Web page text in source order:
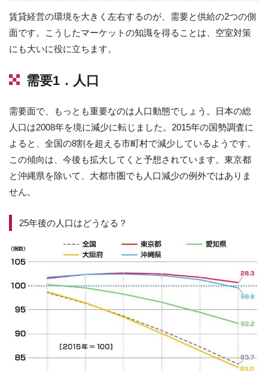
賃貸経営の環境を大きく左右するのが、需要と供給の2つの側
面です。こうしたマーケットの知識を得ることは、空室対策
にも大いに役に立ちます。
需要1．人口
需要面で、もっとも重要なのは人口動態でしょう。日本の総
人口は2008年を境に減少に転じました。2015年の国勢調査に
よると、全国の8割を超える市町村で減少しているようです。
この傾向は、今後も拡大してくと予想されています。東京都
と沖縄県を除いて、大都市圏でも人口減少の例外ではありま
せん。
25年後の人口はどうなる？